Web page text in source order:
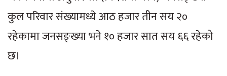
कुल परिवार संख्यामध्ये आठ हजार तीन सय २०
रहेकामा जनसङ्ख्या भने १० हजार सात सय ६६ रहेको
छ।